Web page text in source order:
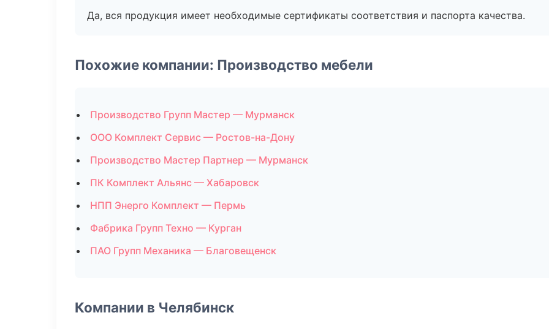
Да, вся продукция имеет необходимые сертификаты соответствия и паспорта качества.
Похожие компании: Производство мебели
Производство Групп Мастер — Мурманск
ООО Комплект Сервис — Ростов-на-Дону
Производство Мастер Партнер — Мурманск
ПК Комплект Альянс — Хабаровск
НПП Энерго Комплект — Пермь
Фабрика Групп Техно — Курган
ПАО Групп Механика — Благовещенск
Компании в Челябинск